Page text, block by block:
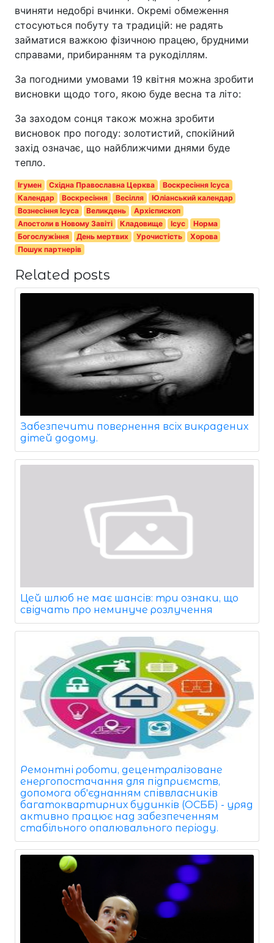
вчиняти недобрі вчинки. Окремі обмеження
стосуються побуту та традицій: не радять
займатися важкою фізичною працею, брудними
справами, прибиранням та рукоділлям.
За погодними умовами 19 квітня можна зробити
висновки щодо того, якою буде весна та літо:
За заходом сонця також можна зробити
висновок про погоду: золотистий, спокійний
захід означає, що найближчими днями буде
тепло.
Ігумен Східна Православна Церква
Воскресіння Ісуса
Календар
Воскресіння Весілля
Юліанський календар
Вознесіння Ісуса
Великдень
Архієпископ
Апостоли в Новому Завіті
Кладовище Ісус
Норма
Богослужіння
День мертвих Урочистість
Хорова
Пошук партнерів
Related posts
Забезпечити повернення всіх викрадених
дітей додому.
Цей шлюб не має шансів: три ознаки, що
свідчать про неминуче розлучення
Ремонтні роботи, децентралізоване
енергопостачання для підприємств,
допомога об'єднанням співвласників
багатоквартирних будинків (ОСББ) - уряд
активно працює над забезпеченням
стабільного опалювального періоду.